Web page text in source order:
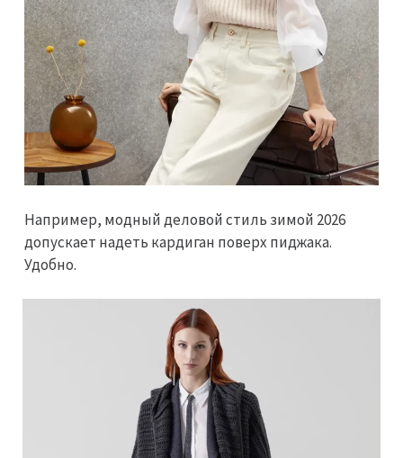
Например, модный деловой стиль зимой 2026
допускает надеть кардиган поверх пиджака.
Удобно.